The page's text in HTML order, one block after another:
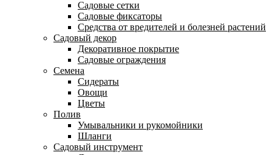
Садовые сетки
Садовые фиксаторы
Средства от вредителей и болезней растений
Садовый декор
Декоративное покрытие
Садовые ограждения
Семена
Сидераты
Овощи
Цветы
Полив
Умывальники и рукомойники
Шланги
Садовый инструмент